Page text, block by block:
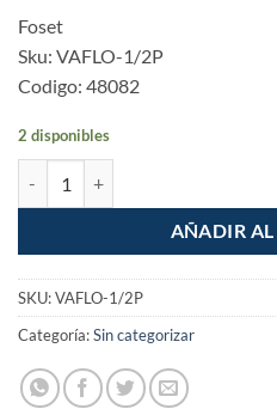
Foset
Sku: VAFLO-1/2P
Codigo: 48082
2 disponibles
AÑADIR
SKU:VAFLO-1/2P
Categoría:Sin categorizar